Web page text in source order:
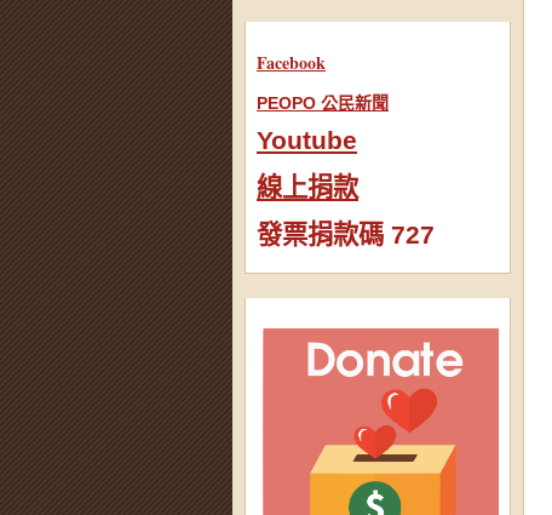
Facebook
PEOPO 公民新聞
Youtube
線上捐款
發票捐款碼 727